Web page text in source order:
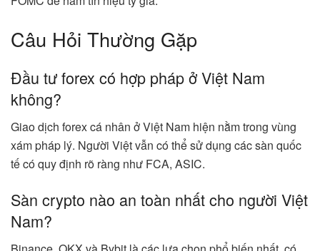
Câu Hỏi Thường Gặp
Đầu tư forex có hợp pháp ở Việt Nam
không?
Giao dịch forex cá nhân ở Việt Nam hiện nằm trong vùng
xám pháp lý. Người Việt vẫn có thể sử dụng các sàn quốc
tế có quy định rõ ràng như FCA, ASIC.
Sàn crypto nào an toàn nhất cho người Việt
Nam?